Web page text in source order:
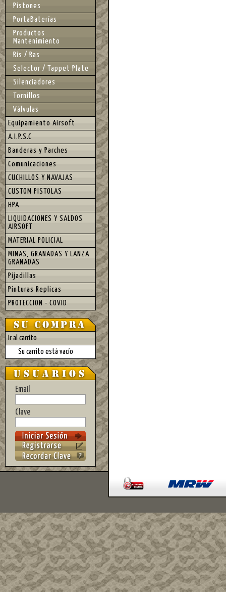
Pistones
PortaBaterías
Productos
Mantenimiento
Ris / Ras
Selector / Tappet Plate
Silenciadores
Tornillos
Válvulas
Equipamiento Airsoft
A.I.P.S.C
Banderas y Parches
Comunicaciones
CUCHILLOS Y NAVAJAS
CUSTOM PISTOLAS
HPA
LIQUIDACIONES Y SALDOS
AIRSOFT
MATERIAL POLICIAL
MINAS, GRANADAS Y LANZA
GRANADAS
Pijadillas
Pinturas Replicas
PROTECCION - COVID
Ir al carrito
Su carrito está vacío
Email
Clave